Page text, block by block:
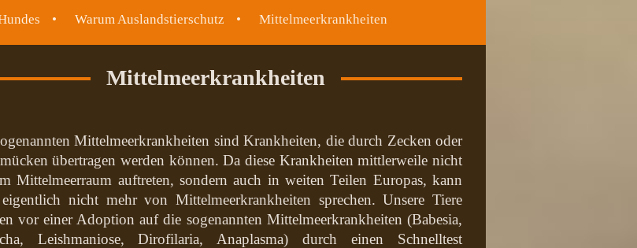
Warum Auslandstierschutz Mittelmeerkrankheiten
Mittelmeerkrankheiten
Mittelmeerkrankheiten sind Krankheiten, die durch Zecken oder
übertragen werden können. Da diese Krankheiten mittlerweile nicht
Mittelmeerraum auftreten, sondern auch in weiten Teilen Europas, kann
nicht mehr von Mittelmeerkrankheiten sprechen. Unsere Tiere
vor einer Adoption auf die sogenannten Mittelmeerkrankheiten (Babesia,
Leishmaniose, Dirofilaria, Anaplasma) durch einen Schnelltest